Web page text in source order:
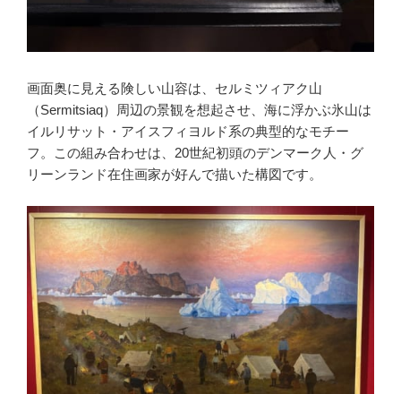
画面奥に見える険しい山容は、セルミツィアク山
（Sermitsiaq）周辺の景観を想起させ、海に浮かぶ氷山は
イルリサット・アイスフィヨルド系の典型的なモチー
フ。この組み合わせは、20世紀初頭のデンマーク人・グ
リーンランド在住画家が好んで描いた構図です。